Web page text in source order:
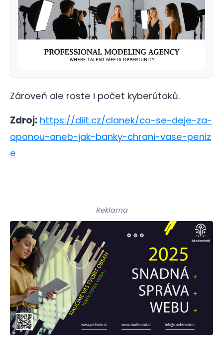
Zároveň ale roste i počet kyberútoků.
Zdroj: https://diit.cz/clanek/co-se-deje-za-
oponou-aneb-jak-banky-chrani-vase-peniz
e
Reklama